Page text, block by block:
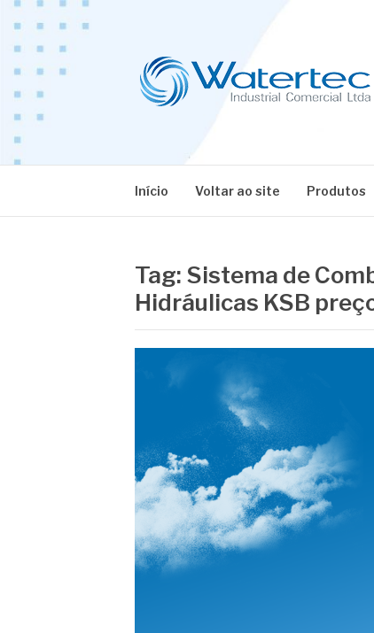
Pular
para
conteúdo
Início Voltar ao site Produtos
Tag: Sistema de
Hidráulicas KSB